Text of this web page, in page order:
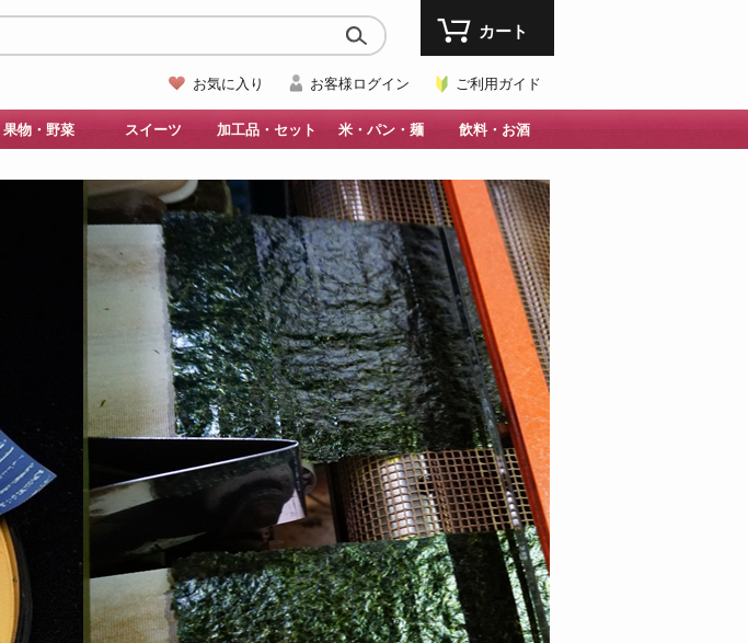
お気に入り お客様ログイン ご利用ガイド
カート
果物・野菜 スイーツ 加工品・セット 米・パン・麺 飲料・お酒